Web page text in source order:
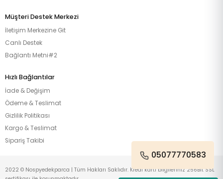
Müşteri Destek Merkezi
İletişim Merkezine Git
Canlı Destek
Bağlantı Metni#2
Hızlı Bağlantılar
İade & Değişim
Ödeme & Teslimat
Gizlilik Politikası
Kargo & Teslimat
Sipariş Takibi
05077770583
2022 © Nospyedekparca | Tüm Hakları Saklıdır. Kredi kartı bilgileriniz 256Bit SSL